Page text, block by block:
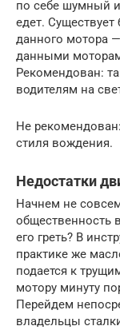
по себе шумный
едет.
данного мотора
данными
Рекомендован:
водителям на
Не
стиля вождения.
Недостатки
Начнем не
общественность
его греть? В
практике же
подается к
мотору минуту
Перейдем
владельцы